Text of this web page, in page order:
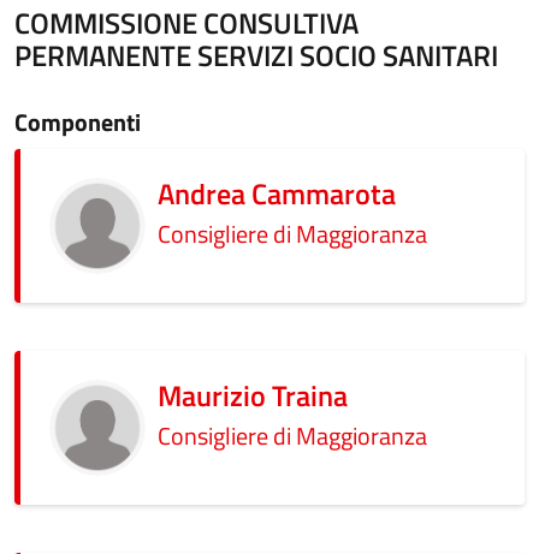
COMMISSIONE CONSULTIVA
PERMANENTE SERVIZI SOCIO SANITARI
Componenti
Andrea Cammarota
Consigliere di Maggioranza
Maurizio Traina
Consigliere di Maggioranza